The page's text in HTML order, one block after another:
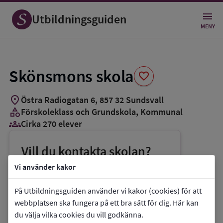
Vi använder kakor
På Utbildningsguiden använder vi kakor (cookies) för att
webbplatsen ska fungera på ett bra sätt för dig. Här kan
du välja vilka cookies du vill godkänna.
Utbildningsguiden MENY
Skönsmons skola favorite
Spara
som
favorit
location_on Östra Radiogatan 6, 857 32 Sundsvall
categoryFörskoleklass och Grundskola, Kommunal
groups_3Cirka 270 elever
Vill du kontakta skolan?
phoneTelefon:073-0353333
E-post: mathias.unnis@sundsvall.se
link Webbplats:Skönsmons skola